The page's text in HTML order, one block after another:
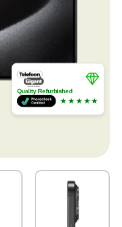
Quality Refurbished
★★★★★